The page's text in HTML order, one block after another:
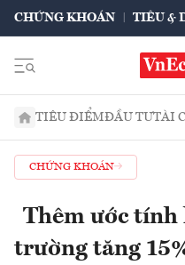
CHỨNG KHOÁN TIÊU &
TIÊU ĐIỂMĐẦU TƯTÀI
CHỨNG KHOÁN
Thêm ước
trường tăng